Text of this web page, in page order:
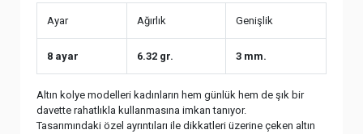
Ayar Ağırlık Genişlik
8 ayar 6.32 gr. 3 mm.
Altın kolye modelleri kadınların hem günlük hem de şık bir
davette rahatlıkla kullanmasına imkan tanıyor.
Tasarımındaki özel ayrıntıları ile dikkatleri üzerine çeken altın